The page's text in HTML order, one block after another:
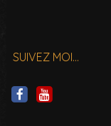
SUIVEZ MOI…